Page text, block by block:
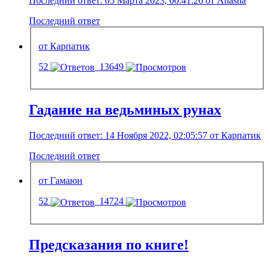
Последний ответ
от Карпатик
52
13649
Гадание на ведьминых рунах
Последний ответ: 14 Ноября 2022, 02:05:57 от Карпатик
Последний ответ
от Гамаюн
52
14724
Предсказания по книге!